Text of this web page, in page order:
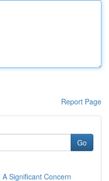
Report Page
Go
Significant Concern